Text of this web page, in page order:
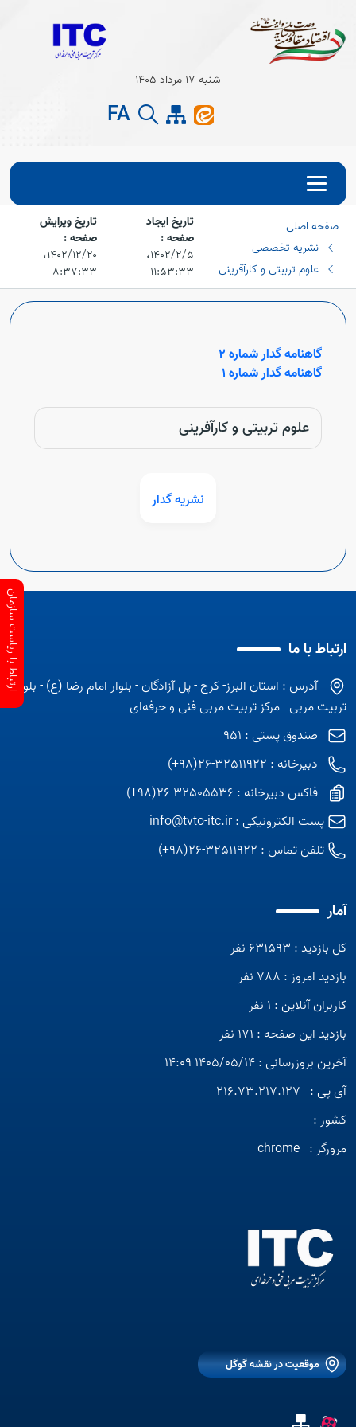
Open
شنبه 17 مرداد 1405
FA
صفحه اصلی
نشریه تخصصی
علوم تربیتی و کارآفرینی
تاریخ ایجاد
صفحه :
۱۴۰۲/۲/۵،‏
۱۱:۵۳:۳۳
تاریخ ویرایش
صفحه :
۱۴۰۲/۱۲/۲۰،‏
۸:۳۷:۳۳
گاهنامه گدار شماره2
گاهنامه گدار شماره 1
علوم تربیتی و کارآفرینی
نشریه گدار
ارتباط با ما
آدرس : استان البرز- کرج - پل آزادگان - بلوار امام رضا (ع) - بلوار
تربیت مربی - مرکز تربیت مربی فنی و حرفه‌ای
صندوق پستی : 951
دبیرخانه : 32511922-26(98+)
فاکس دبیرخانه : 32505536-26(98+)
پست الکترونیکی :info@tvto-itc.ir
تلفن تماس : 32511922-26(98+)
آمار
کل بازدید : 631593 نفر
بازدید امروز : 788 نفر
کاربران آنلاین : 1 نفر
بازدید این صفحه : 171 نفر
آخرین بروزرسانی : 1405/05/14 14:09
آی پی : 216.73.217.127
کشور :
مرورگر : chrome
موقعیت در نقشه گوگل
ارتباط با ریاست سازمان